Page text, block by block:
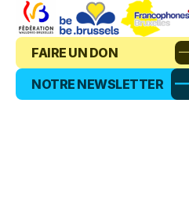
FAIRE UN DON
NOTRE NEWSLETTER